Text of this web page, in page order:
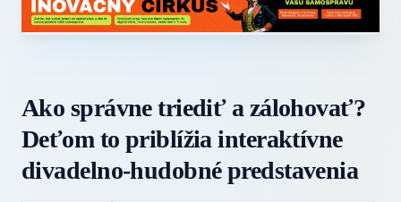
Ako správne triediť a zálohovať?
Deťom to priblížia interaktívne
divadelno-hudobné predstavenia